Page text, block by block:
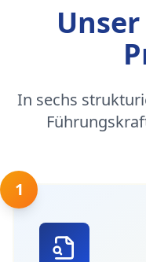
In sechs
1